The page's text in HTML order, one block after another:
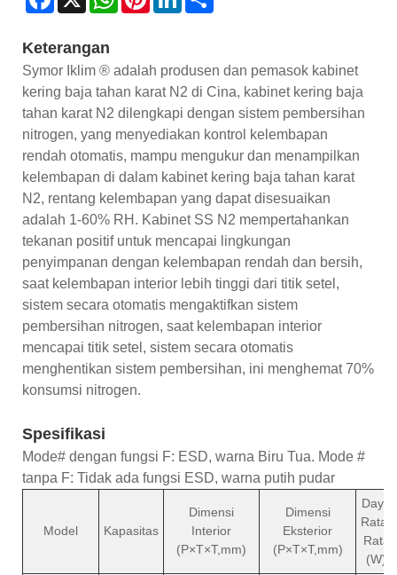
Keterangan
Symor Iklim ® adalah produsen dan pemasok kabinet
kering baja tahan karat N2 di Cina, kabinet kering baja
tahan karat N2 dilengkapi dengan sistem pembersihan
nitrogen, yang menyediakan kontrol kelembapan
rendah otomatis, mampu mengukur dan menampilkan
kelembapan di dalam kabinet kering baja tahan karat
N2, rentang kelembapan yang dapat disesuaikan
adalah 1-60% RH. Kabinet SS N2 mempertahankan
tekanan positif untuk mencapai lingkungan
penyimpanan dengan kelembapan rendah dan bersih,
saat kelembapan interior lebih tinggi dari titik setel,
sistem secara otomatis mengaktifkan sistem
pembersihan nitrogen, saat kelembapan interior
mencapai titik setel, sistem secara otomatis
menghentikan sistem pembersihan, ini menghemat 70%
konsumsi nitrogen.
Spesifikasi
Mode# dengan fungsi F: ESD, warna Biru Tua. Mode #
tanpa F: Tidak ada fungsi ESD, warna putih pudar
Model Kapasitas
Dimensi
Interior
(P×T×T,mm)
Dimensi
Eksterior
(P×T×T,mm)
Daya
Rata-
Rata
(W)